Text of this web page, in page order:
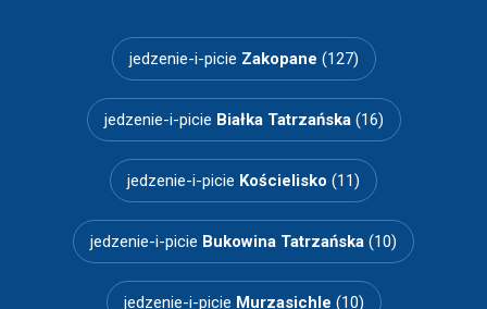
jedzenie-i-picie Zakopane (127)
jedzenie-i-picie Białka Tatrzańska(16)
jedzenie-i-picie Kościelisko (11)
jedzenie-i-picie Bukowina Tatrzańska (10)
jedzenie-i-picie Murzasichle (10)